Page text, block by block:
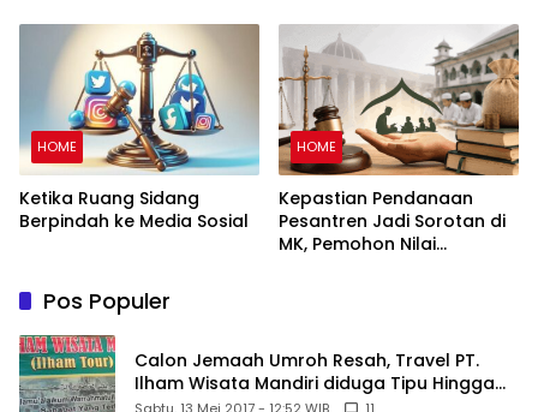
Perspektif Islam
HOME
Ketika Ruang Sidang
Berpindah ke Media Sosial
HOME
Kepastian Pendanaan
Pesantren Jadi Sorotan di
MK, Pemohon Nilai
Pos Populer
Calon Jemaah Umroh Resah, Travel PT.
Ilham Wisata Mandiri diduga Tipu Hingga
Ratusan Juta
Sabtu, 13 Mei 2017 - 12:52 WIB 11